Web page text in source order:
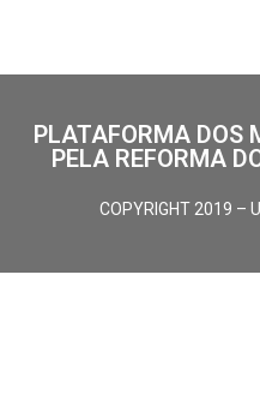
PLATAFORMA DOS
PELA REFORMA
COPYRIGHT 2019 –